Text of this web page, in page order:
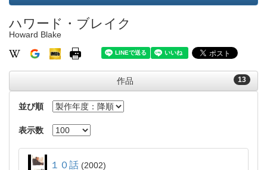
ハワード・ブレイク
Howard Blake
13
作品
並び順
表示数
１０話 2002